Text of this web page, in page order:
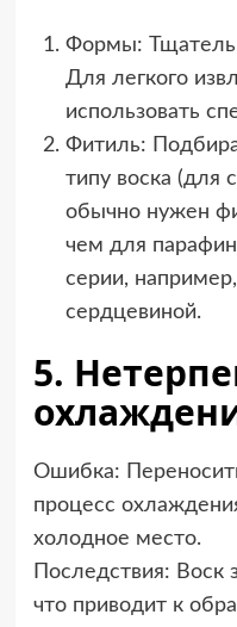
Формы:
Для легкого
использовать
Фитиль:
типу воска (для
обычно нужен
чем для
серии,
сердцевиной.
5.
Ошибка:
процесс
холодное место.
Последствия: Воск
что приводит к